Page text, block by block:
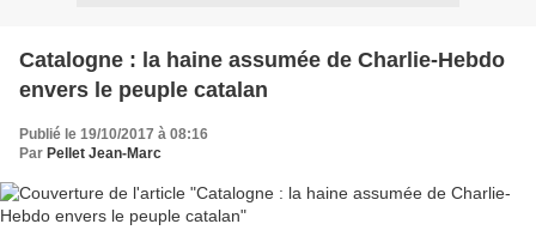
Catalogne : la haine assumée de Charlie-Hebdo
envers le peuple catalan
Publié le 19/10/2017 à 08:16
Par Pellet Jean-Marc